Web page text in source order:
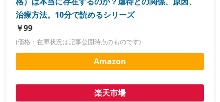
治療方法。10分で読めるシリーズ
￥99
(価格・在庫状況は記事公開時点のものです)
Amazon
楽天市場